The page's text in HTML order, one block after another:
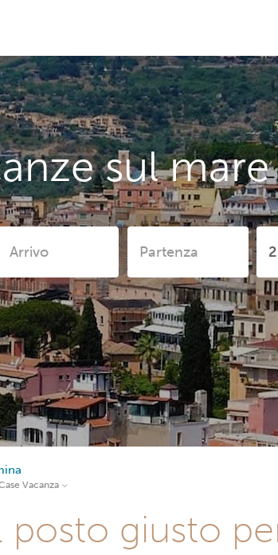
sul
Vacanza
posto giusto